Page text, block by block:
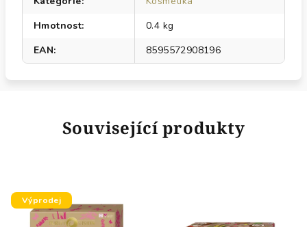
Hmotnost:
0.4 kg
EAN: 8595572908196
Související produkty
Výprodej